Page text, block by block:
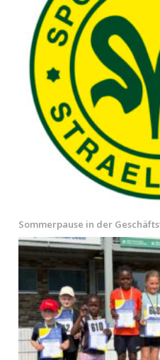
Sommerpause in der